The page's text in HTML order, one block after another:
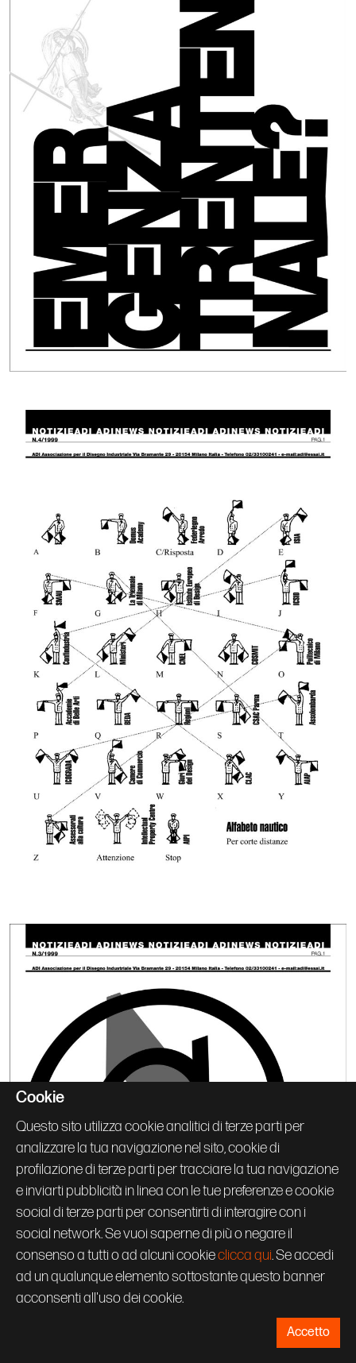
Cookie
Questo sito utilizza cookie analitici di terze parti per
analizzare la tua navigazione nel sito, cookie di
profilazione di terze parti per tracciare la tua navigazione
e inviarti pubblicità in linea con le tue preferenze e cookie
social di terze parti per consentirti di interagire con i
social network. Se vuoi saperne di più o negare il
consenso a tutti o ad alcuni cookieclicca qui. Se accedi
ad un qualunque elemento sottostante questo banner
acconsenti all'uso dei cookie.
Accetto